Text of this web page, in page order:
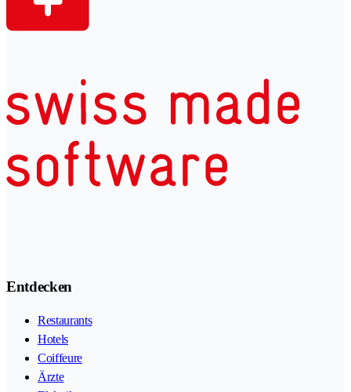
Entdecken
Restaurants
Hotels
Coiffeure
Ärzte